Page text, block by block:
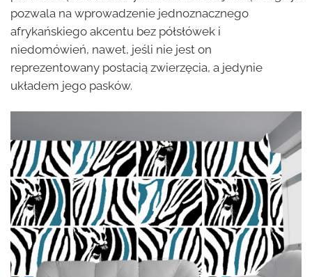
pozwala na wprowadzenie jednoznacznego
afrykańskiego akcentu bez półsłówek i
niedomówień, nawet, jeśli nie jest on
reprezentowany postacią zwierzęcia, a jedynie
układem jego pasków.